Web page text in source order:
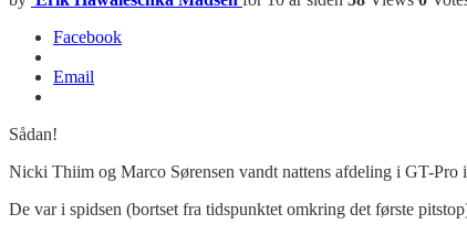
Facebook
Email
Sådan!
Nicki Thiim og Marco Sørensen vandt nattens afdeling i GT-Pro
De var i spidsen (bortset fra tidspunktet omkring det første